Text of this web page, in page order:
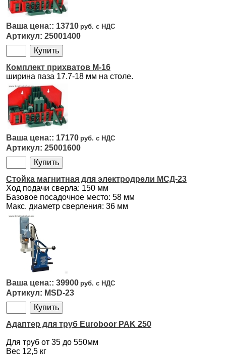
13710
25001400
Комплект прихватов M-16
ширина паза 17.7-18 мм на столе.
17170
25001600
Стойка магнитная для электродрели МСД-23
Ход подачи сверла: 150 мм
Базовое посадочное место: 58 мм
Макс. диаметр сверления: 36 мм
39900
MSD-23
Адаптер для труб Euroboor PAK 250
Для труб от 35 до 550мм
Вес 12,5 кг